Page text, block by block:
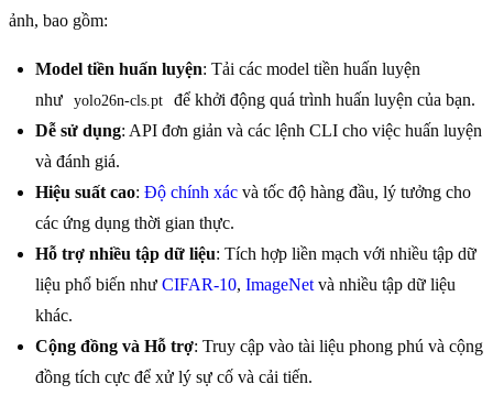
ảnh, bao gồm:
Model tiền huấn luyện: Tải các model tiền huấn luyện
như
yolo26n-cls.pt
để khởi động quá trình huấn luyện của bạn.
Dễ sử dụng: API đơn giản và các lệnh CLI cho việc huấn luyện
và đánh giá.
Hiệu suất cao: Độ chính xác và tốc độ hàng đầu, lý tưởng cho
các ứng dụng thời gian thực.
Hỗ trợ nhiều tập dữ liệu: Tích hợp liền mạch với nhiều tập dữ
liệu phổ biến như CIFAR-10, ImageNet và nhiều tập dữ liệu
khác.
Cộng đồng và Hỗ trợ: Truy cập vào tài liệu phong phú và cộng
đồng tích cực để xử lý sự cố và cải tiến.